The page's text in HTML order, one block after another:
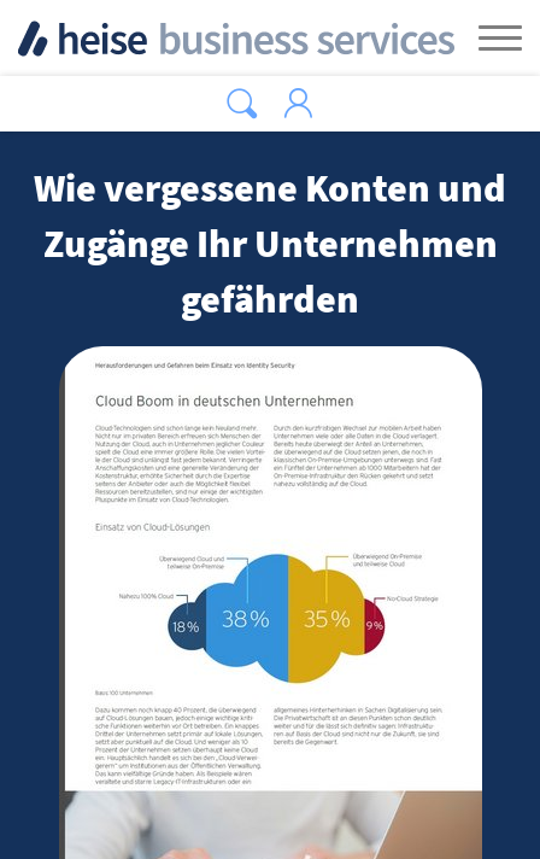
Wie vergessene Konten und
Zugänge Ihr Unternehmen
gefährden